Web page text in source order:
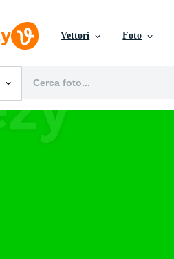
Vettori Foto